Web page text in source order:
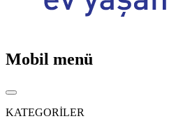
Mobil menü
KATEGORİLER